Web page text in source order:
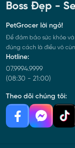
Boss Đẹp -
PetGrocer lời ngỏ!
Để đảm bảo sức khỏe
đúng cách là điều vô
Hotline:
07.9994.9999
(08:30 - 21:00)
Theo dõi chúng tôi: